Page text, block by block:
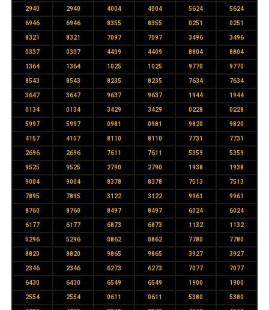
2940 2940 4004 4004 5624 5624
6946 6946 8355 8355 0251 0251
8321 8321 7097 7097 3496 3496
0337 0337 4409 4409 8804 8804
1364 1364 1025 1025 9770 9770
8543 8543 8235 8235 7634 7634
3647 3647 9637 9637 1944 1944
0134 0134 3429 3429 0228 0228
5997 5997 0981 0981 9820 9820
4157 4157 8110 8110 7731 7731
2696 2696 7611 7611 5359 5359
9525 9525 2790 2790 1938 1938
9004 9004 8378 8378 7513 7513
7895 7895 3122 3122 9961 9961
8760 8760 8497 8497 6024 6024
6177 6177 6873 6873 1132 1132
5296 5296 0862 0862 7780 7780
8820 8820 9865 9865 3927 3927
2346 2346 6273 6273 7077 7077
6430 6430 6549 6549 1900 1900
2554 2554 0611 0611 5380 5380